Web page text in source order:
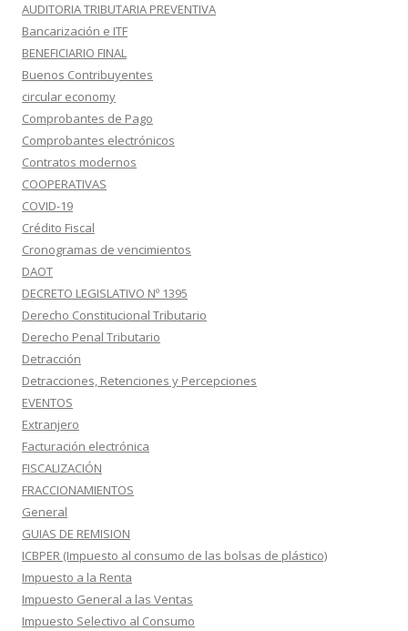
AUDITORIA TRIBUTARIA PREVENTIVA
Bancarización e ITF
BENEFICIARIO FINAL
Buenos Contribuyentes
circular economy
Comprobantes de Pago
Comprobantes electrónicos
Contratos modernos
COOPERATIVAS
COVID-19
Crédito Fiscal
Cronogramas de vencimientos
DAOT
DECRETO LEGISLATIVO Nº 1395
Derecho Constitucional Tributario
Derecho Penal Tributario
Detracción
Detracciones, Retenciones y Percepciones
EVENTOS
Extranjero
Facturación electrónica
FISCALIZACIÓN
FRACCIONAMIENTOS
General
GUIAS DE REMISION
ICBPER (Impuesto al consumo de las bolsas de plástico)
Impuesto a la Renta
Impuesto General a las Ventas
Impuesto Selectivo al Consumo